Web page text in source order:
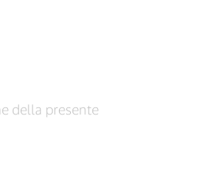
della presente